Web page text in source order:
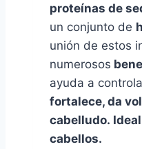
proteínas de
un conjunto de
unión de estos
numerosos
ayuda a
fortalece, da
cabelludo.
cabellos.